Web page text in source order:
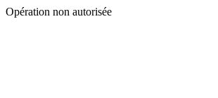
Opération non autorisée